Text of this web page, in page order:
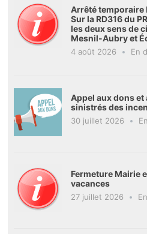
Arrêté temporaire
Sur la RD316 du
les deux sens de
Mesnil-Aubry et
4 août 2026 En
Appel aux dons
sinistrés des
30 juillet 2026
Fermeture Mairie
vacances
27 juillet 2026